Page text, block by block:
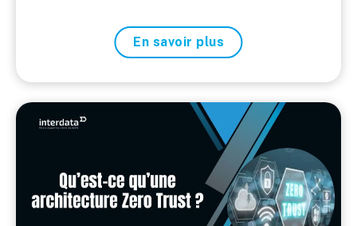
En savoir plus